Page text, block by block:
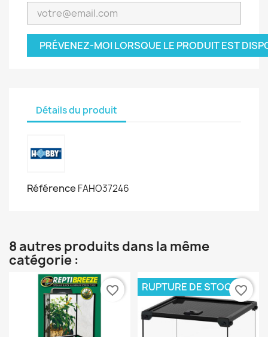
PRÉVENEZ-MOI LORSQUE LE PRODUIT EST
Détails du produit
Référence FAHO37246
8 autres produits dans la même
catégorie :
favorite_border RUPTURE DE STOCKfavorite_border